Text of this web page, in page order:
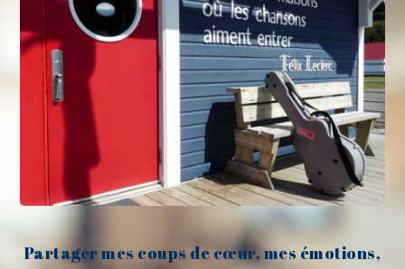
Partager mes coups de cœur, mes émotions,